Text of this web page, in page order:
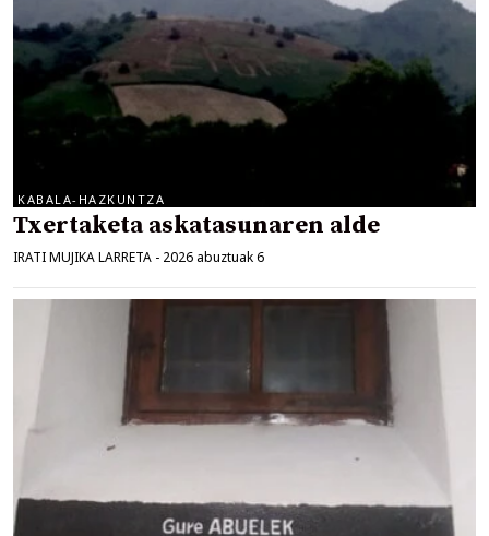
KABALA-HAZKUNTZA
Txertaketa askatasunaren alde
IRATI MUJIKA LARRETA - 2026 abuztuak 6